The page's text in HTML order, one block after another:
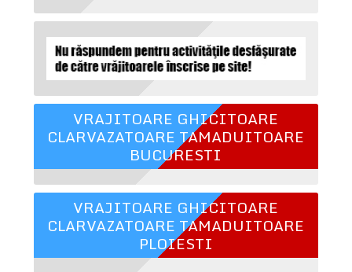
VRAJITOARE GHICITOARE
CLARVAZATOARE TAMADUITOARE
BUCURESTI
VRAJITOARE GHICITOARE
CLARVAZATOARE TAMADUITOARE
PLOIESTI